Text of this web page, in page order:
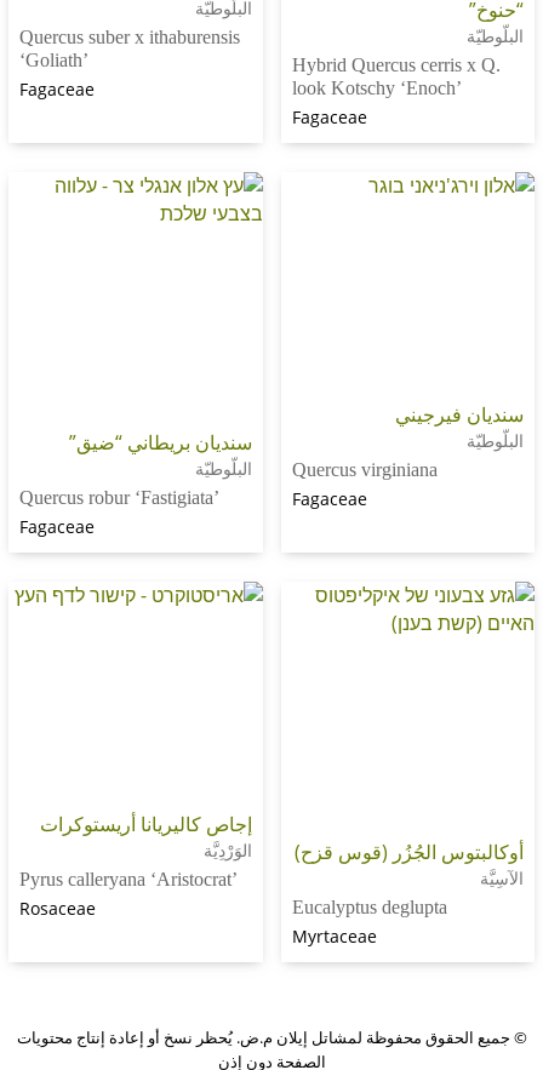
Hybrid Quercus
look Kotschy
Quercus suber x ithaburensis
Quercus virginiana
سنديان بريطاني “ضيق”
البلّوطيّة
Quercus robur ‘Fastigiata’
الجُزُر (قوس قزح)
Eucalyptus deglupta
إجاص كاليريانا أريستوكرات
الوَرْدِيَّة
Pyrus calleryana ‘Aristocrat’
محفوظة لمشاتل إيلان م.ض. يُحظر نسخ أو إعادة إنتاج محتويات
الصفحة دون إذن
PushUp